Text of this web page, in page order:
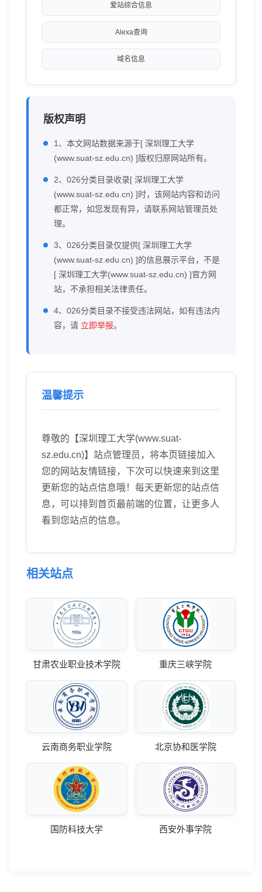
爱站综合信息
Alexa查询
域名信息
版权声明
1、本文网站数据来源于[ 深圳理工大学
(www.suat-sz.edu.cn) ]版权归原网站所有。
2、026分类目录收录[ 深圳理工大学
(www.suat-sz.edu.cn) ]时，该网站内容和访问
都正常，如您发现有异，请联系网站管理员处
理。
3、026分类目录仅提供[ 深圳理工大学
(www.suat-sz.edu.cn) ]的信息展示平台，不是
[ 深圳理工大学(www.suat-sz.edu.cn) ]官方网
站，不承担相关法律责任。
4、026分类目录不接受违法网站，如有违法内
容，请 立即举报。
温馨提示
尊敬的【深圳理工大学(www.suat-
sz.edu.cn)】站点管理员，将本页链接加入
您的网站友情链接，下次可以快速来到这里
更新您的站点信息哦！每天更新您的站点信
息，可以排到首页最前端的位置，让更多人
看到您站点的信息。
相关站点
甘肃农业职业技术学院 重庆三峡学院
云南商务职业学院 北京协和医学院
国防科技大学 西安外事学院